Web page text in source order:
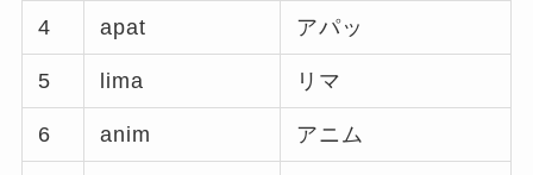
4 apat アパッ
5 lima リマ
6 anim アニム